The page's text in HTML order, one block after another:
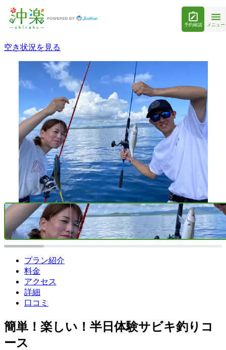
予約確認 メニュー
空き状況を見る
プラン紹介
料金
アクセス
詳細
口コミ
簡単！楽しい！半日体験サビキ釣りコ
ース